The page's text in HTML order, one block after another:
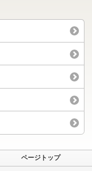
ページトップ